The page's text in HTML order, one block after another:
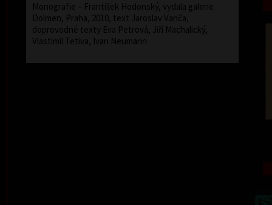
Monografie – František Hodonský, vydala galerie
Dolmen, Praha, 2010, text Jaroslav Vanča,
doprovodné texty Eva Petrová, Jiří Machalický,
Vlastimil Tetiva, Ivan Neumann